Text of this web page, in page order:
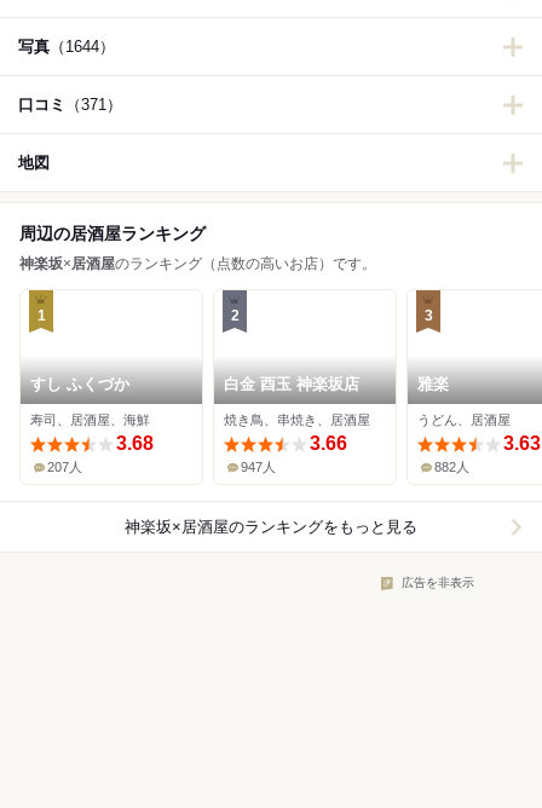
写真 （1644）
口コミ （371）
地図
周辺の居酒屋ランキング
神楽坂×居酒屋のランキング（点数の高いお店）です。
1
すし ふくづか
寿司、居酒屋、海鮮
3.68
207人
2
白金 酉玉 神楽坂店
焼き鳥、串焼き、居酒屋
3.66
947人
3
雅楽
うどん、居酒屋
3.63
882人
神楽坂×居酒屋のランキングをもっと見る
広告を非表示